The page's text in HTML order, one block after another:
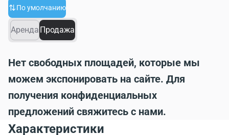
По умолчанию
Аренда Продажа
Нет свободных площадей, которые мы
можем экспонировать на сайте. Для
получения конфиденциальных
предложений свяжитесь с нами.
Характеристики